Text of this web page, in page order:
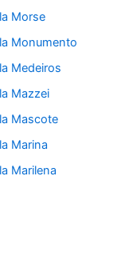
Morse
Monumento
Medeiros
Mazzei
Mascote
Marina
Marilena